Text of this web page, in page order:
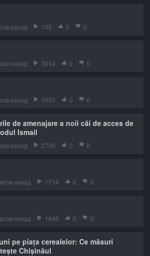
назад 105 0 0
назад 3014 0 0
назад 1653 0 0
de amenajare a noii căi de acces de
Ismail
назад 2700 0 0
назад 1714 0 0
назад 1646 0 0
pe piața cerealelor: Ce măsuri
Chișinăul